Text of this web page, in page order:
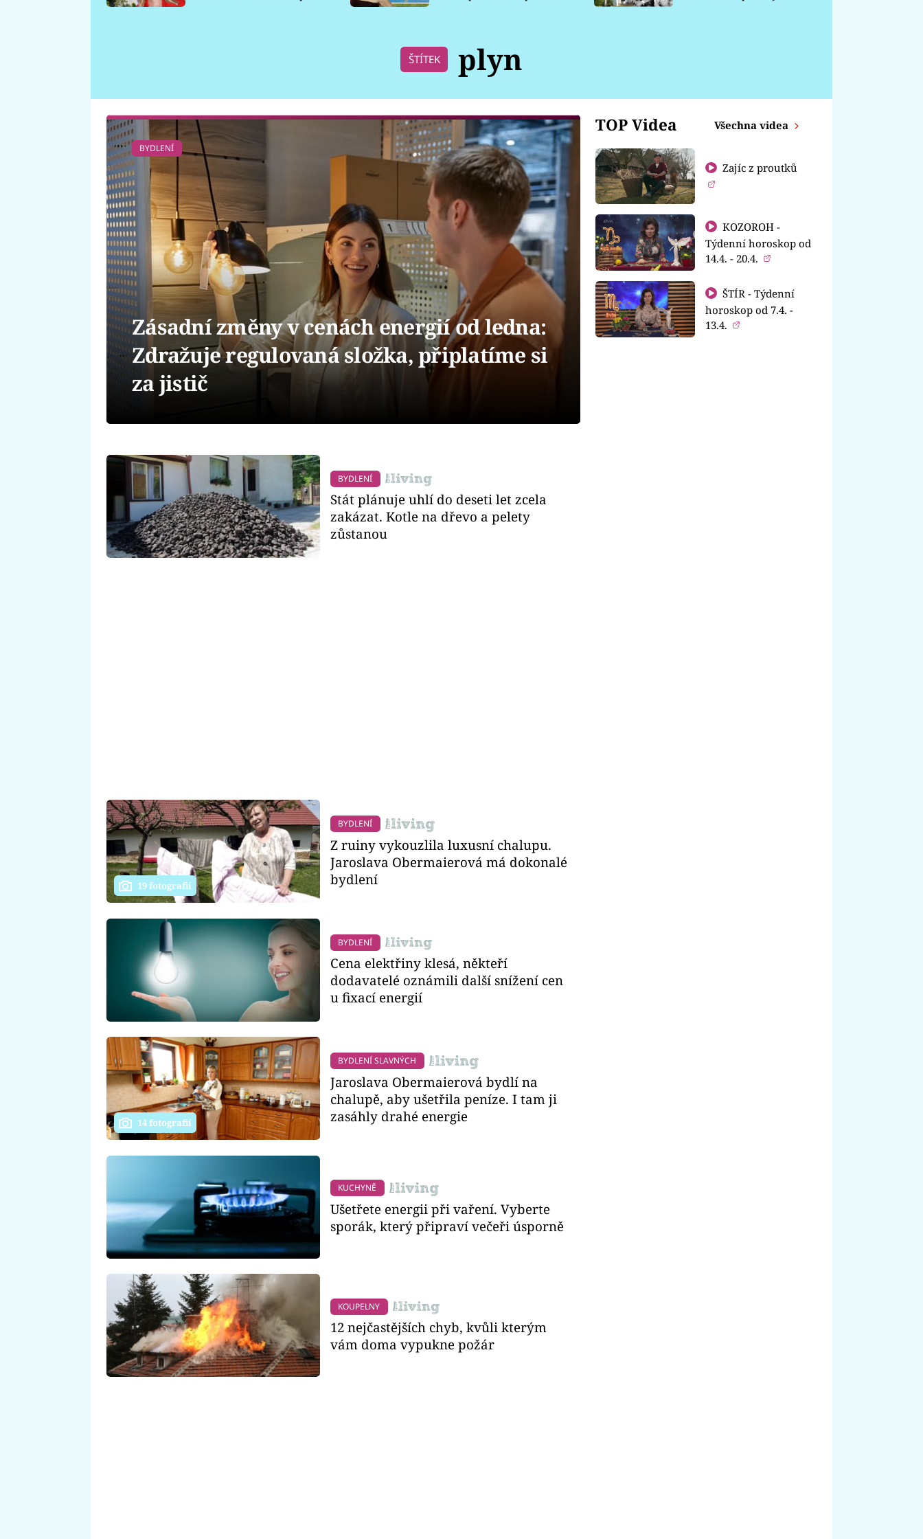
ŠTÍTEK plyn
TOP Videa Všechna videa
Zajíc z proutků
KOZOROH -
Týdenní horoskop od
14.4. - 20.4.
ŠTÍR - Týdenní
horoskop od 7.4. -
13.4.
BYDLENÍ
Zásadní změny v cenách energií od ledna:
Zdražuje regulovaná složka, připlatíme si
za jistič
BYDLENÍ
Stát plánuje uhlí do deseti let zcela
zakázat. Kotle na dřevo a pelety
zůstanou
19 fotografií
BYDLENÍ
Z ruiny vykouzlila luxusní chalupu.
Jaroslava Obermaierová má dokonalé
bydlení
BYDLENÍ
Cena elektřiny klesá, někteří
dodavatelé oznámili další snížení cen
u fixací energií
14 fotografií
BYDLENÍ SLAVNÝCH
Jaroslava Obermaierová bydlí na
chalupě, aby ušetřila peníze. I tam ji
zasáhly drahé energie
KUCHYNĚ
Ušetřete energii při vaření. Vyberte
sporák, který připraví večeři úsporně
KOUPELNY
12 nejčastějších chyb, kvůli kterým
vám doma vypukne požár